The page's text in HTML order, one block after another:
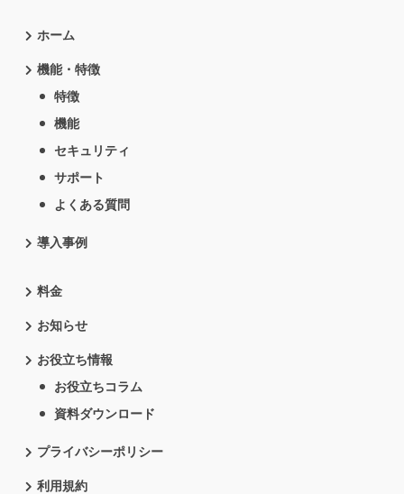
ホーム
機能・特徴
特徴
機能
セキュリティ
サポート
よくある質問
導入事例
料金
お知らせ
お役立ち情報
お役立ちコラム
資料ダウンロード
プライバシーポリシー
利用規約